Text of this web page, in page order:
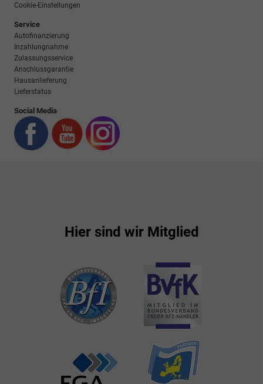
Cookie-Einstellungen
Service
Autofinanzierung
Inzahlungnahme
Zulassungsservice
Anschlussgarantie
Hausanlieferung
Lieferstatus
Social Media
Hier sind wir Mitglied